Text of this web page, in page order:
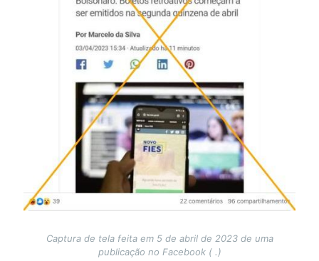
Captura de tela feita em 5 de abril de 2023 de uma
publicação no Facebook ( .)